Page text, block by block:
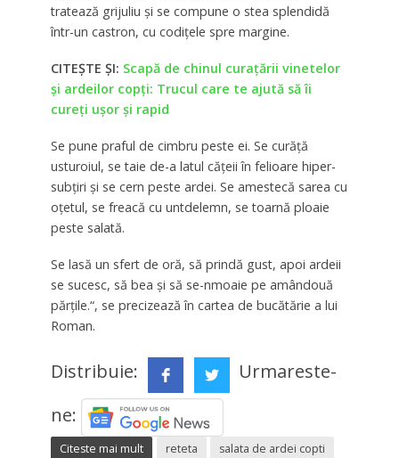
tratează grijuliu şi se compune o stea splendidă
într-un castron, cu codiţele spre margine.
CITEȘTE ȘI: Scapă de chinul curațării vinetelor
și ardeilor copți: Trucul care te ajută să îi
cureți ușor și rapid
Se pune praful de cimbru peste ei. Se curăţă
usturoiul, se taie de-a latul căţeii în felioare hiper-
subţiri şi se cern peste ardei. Se amestecă sarea cu
oţetul, se freacă cu untdelemn, se toarnă ploaie
peste salată.
Se lasă un sfert de oră, să prindă gust, apoi ardeii
se sucesc, să bea şi să se-nmoaie pe amândouă
părţile.“, se precizează în cartea de bucătărie a lui
Roman.
Distribuie:
Urmareste-
ne:
Citeste mai mult reteta salata de ardei copti